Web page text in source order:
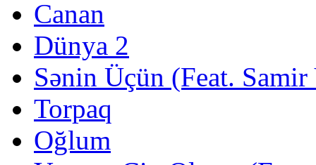
Canan
Dünya 2
Sənin Üçün (Feat.
Torpaq
Oğlum